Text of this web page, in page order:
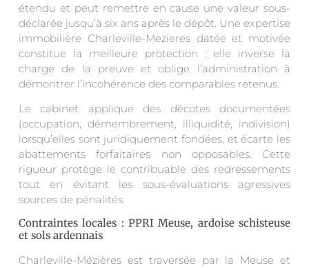
étendu et peut remettre en cause une valeur sous-
déclarée jusqu’à six ans après le dépôt. Une expertise
immobilière Charleville-Mezieres datée et motivée
constitue la meilleure protection : elle inverse la
charge de la preuve et oblige l’administration à
démontrer l’incohérence des comparables retenus.
Le cabinet applique des décotes documentées
(occupation, démembrement, illiquidité, indivision)
lorsqu’elles sont juridiquement fondées, et écarte les
abattements forfaitaires non opposables. Cette
rigueur protège le contribuable des redressements
tout en évitant les sous-évaluations agressives
sources de pénalités.
Contraintes locales : PPRI Meuse, ardoise schisteuse
et sols ardennais
Charleville-Mézières est traversée par la Meuse et